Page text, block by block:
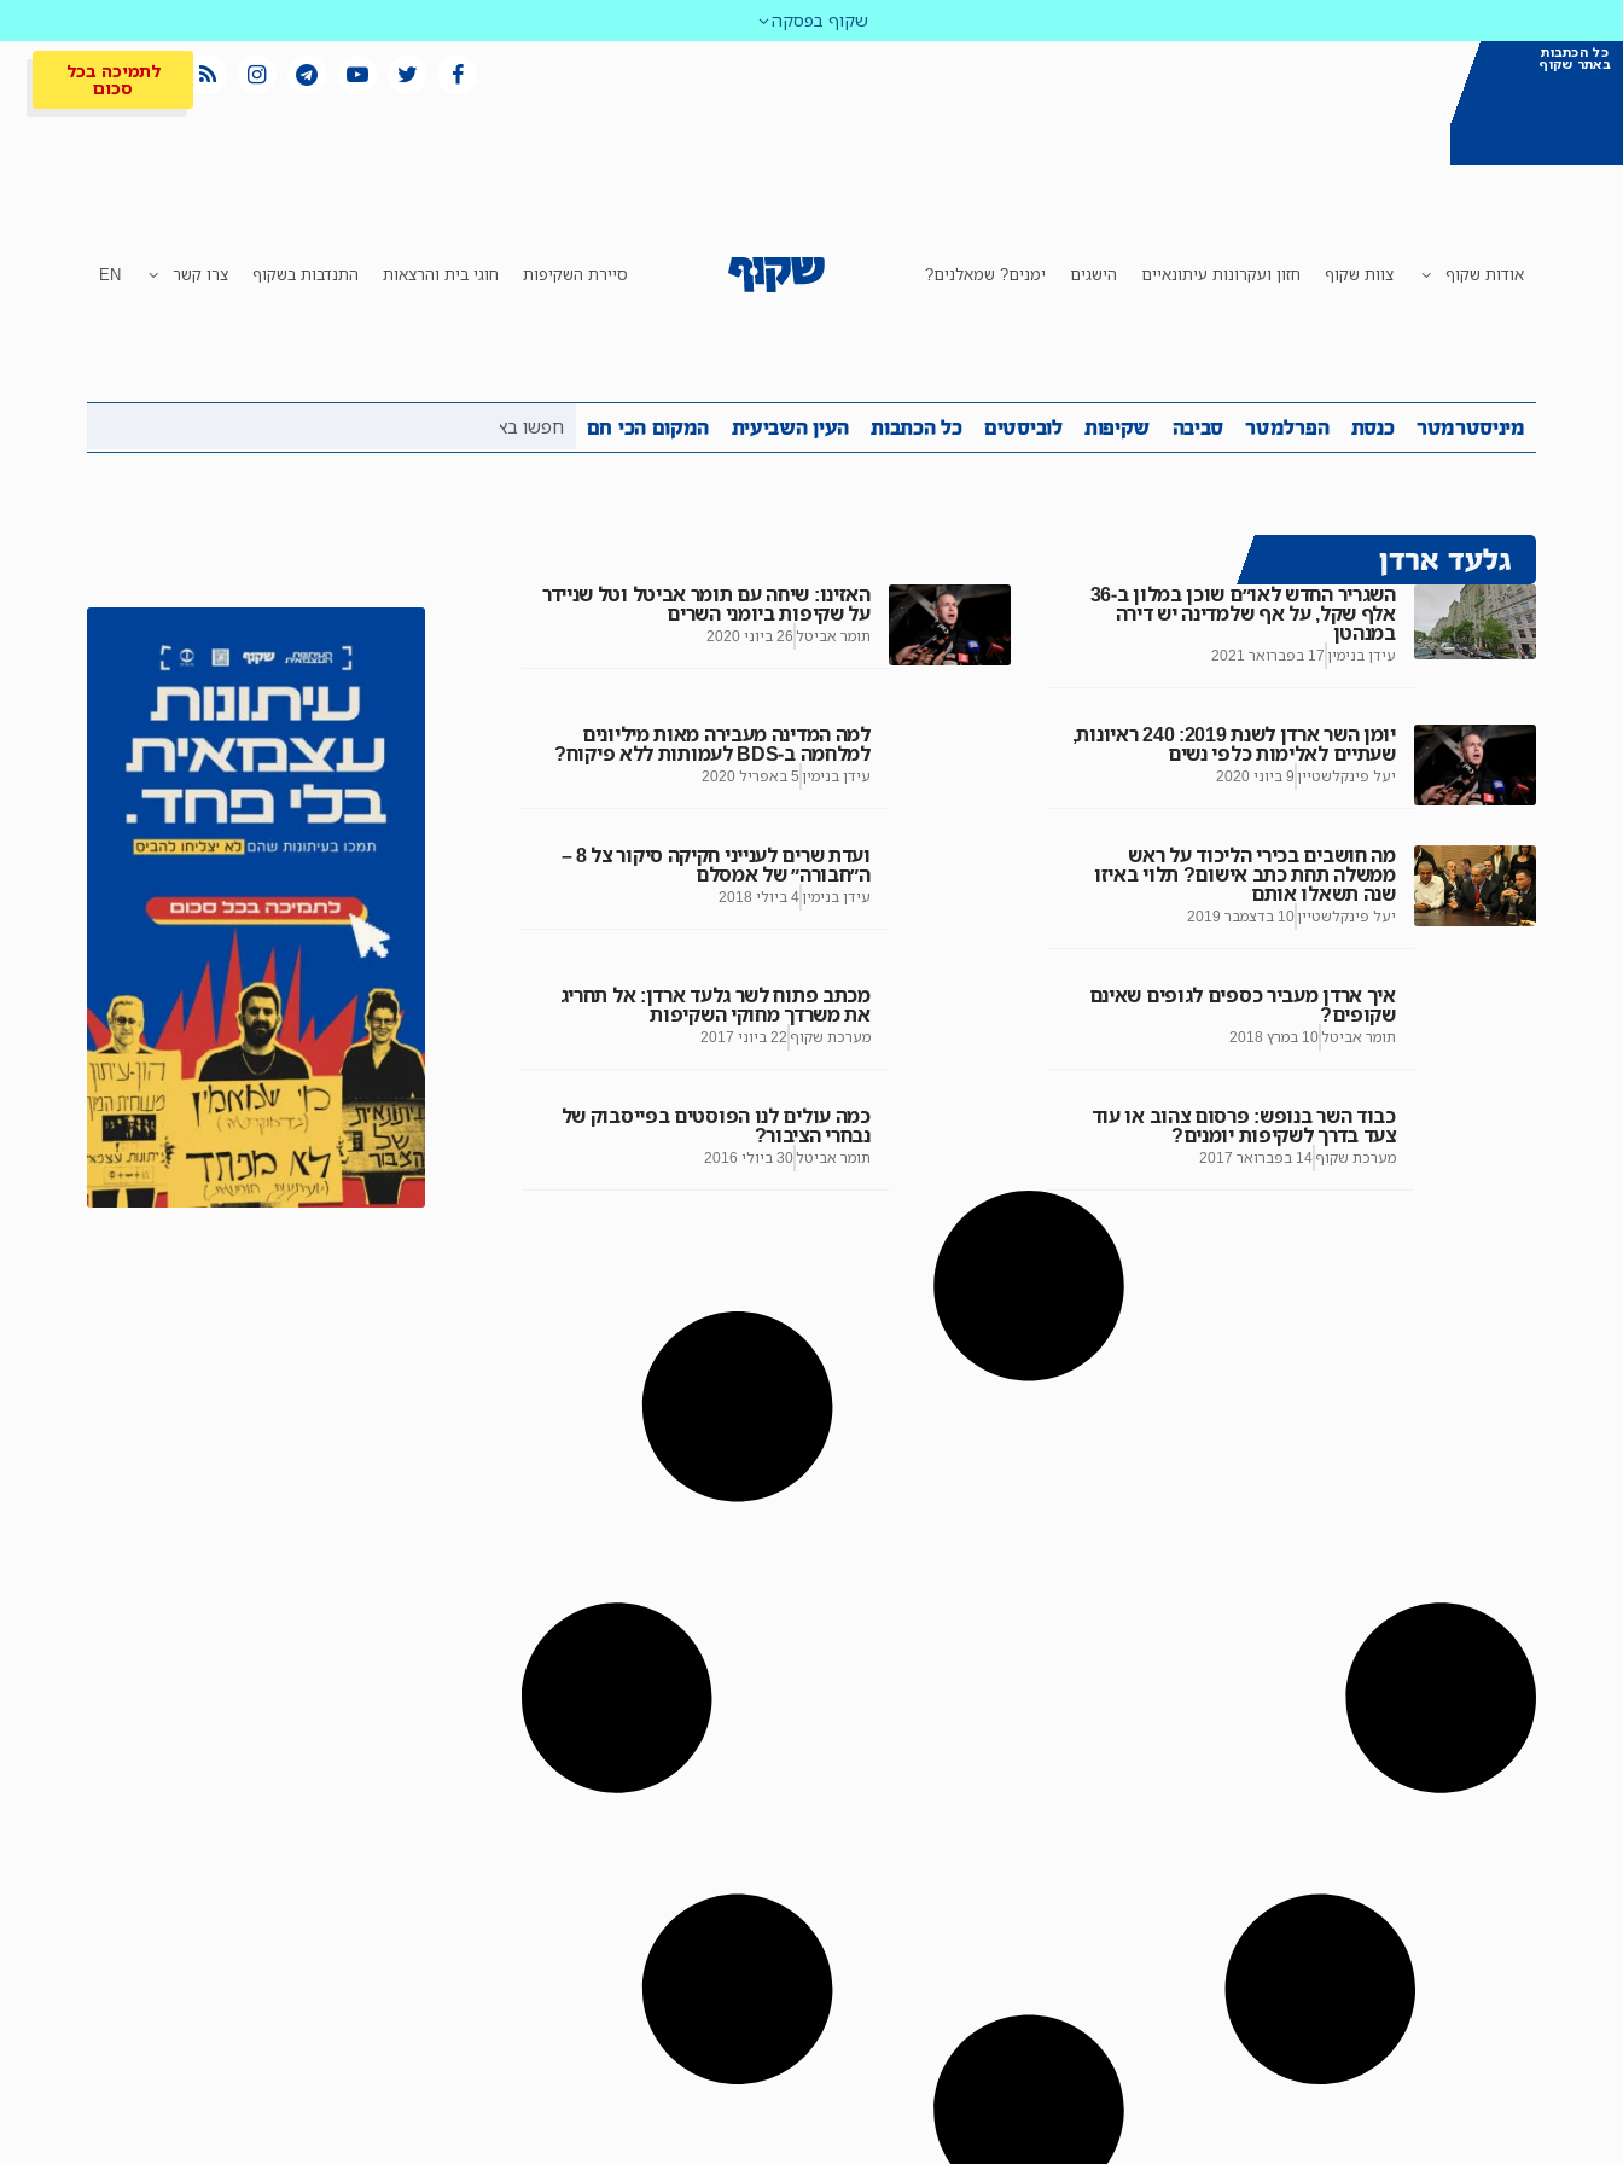
שקוף בפסקה
כל הכתבות
באתר שקוף לתמיכה בכל
סכום
אודות שקוף צוות שקוף חזון ועקרונות עיתונאיים הישגים ימנים? שמאלנים? סיירת השקיפות חוגי בית והרצאות התנדבות בשקוף צרו קשר EN
מיניסטרמטר כנסת הפרלמטר סביבה שקיפות לוביסטים כל הכתבות העין השביעית המקום הכי חם
מיניסטרמטר כנסת הפרלמטר סביבה שקיפות לוביסטים כל הכתבות העין השביעית המקום הכי חם לתמיכה בכל
גלעד ארדן
השגריר החדש לאו״ם שוכן במלון ב-36
אלף שקל, על אף שלמדינה יש דירה
במנהטן
עידן בנימין 17 בפברואר 2021
האזינו: שיחה עם תומר אביטל וטל שניידר
על שקיפות ביומני השרים
תומר אביטל 26 ביוני 2020
יומן השר ארדן לשנת 2019: 240 ראיונות,
שעתיים לאלימות כלפי נשים
יעל פינקלשטיין 9 ביוני 2020
למה המדינה מעבירה מאות מיליונים
למלחמה ב-BDS לעמותות ללא פיקוח?
עידן בנימין 5 באפריל 2020
מה חושבים בכירי הליכוד על ראש
ממשלה תחת כתב אישום? תלוי באיזו
שנה תשאלו אותם
יעל פינקלשטיין10 בדצמבר 2019
ועדת שרים לענייני חקיקה סיקור צל 8 –
ה״חבורה״ של אמסלם
עידן בנימין4 ביולי 2018
איך ארדן מעביר כספים לגופים שאינם
שקופים?
תומר אביטל10 במרץ 2018
מכתב פתוח לשר גלעד ארדן: אל תחריג
את משרדך מחוקי השקיפות
מערכת שקוף 22 ביוני 2017
כבוד השר בנופש: פרסום צהוב או עוד
צעד בדרך לשקיפות יומנים?
מערכת שקוף14 בפברואר 2017
כמה עולים לנו הפוסטים בפייסבוק של
נבחרי הציבור?
תומר אביטל30 ביולי 2016